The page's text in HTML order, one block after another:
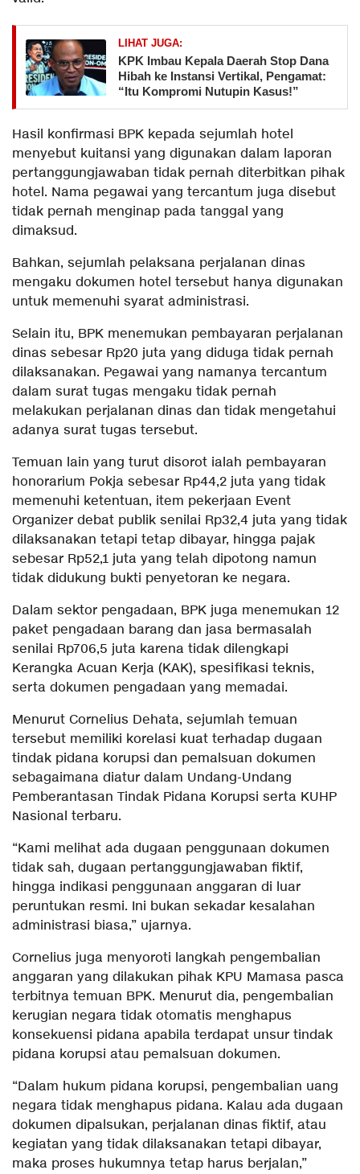
LIHAT JUGA:
KPK Imbau Kepala Daerah Stop Dana
Hibah ke Instansi Vertikal, Pengamat:
“Itu Kompromi Nutupin Kasus!”
Hasil konfirmasi BPK kepada sejumlah hotel
menyebut kuitansi yang digunakan dalam laporan
pertanggungjawaban tidak pernah diterbitkan pihak
hotel. Nama pegawai yang tercantum juga disebut
tidak pernah menginap pada tanggal yang
dimaksud.
Bahkan, sejumlah pelaksana perjalanan dinas
mengaku dokumen hotel tersebut hanya digunakan
untuk memenuhi syarat administrasi.
Selain itu, BPK menemukan pembayaran perjalanan
dinas sebesar Rp20 juta yang diduga tidak pernah
dilaksanakan. Pegawai yang namanya tercantum
dalam surat tugas mengaku tidak pernah
melakukan perjalanan dinas dan tidak mengetahui
adanya surat tugas tersebut.
Temuan lain yang turut disorot ialah pembayaran
honorarium Pokja sebesar Rp44,2 juta yang tidak
memenuhi ketentuan, item pekerjaan Event
Organizer debat publik senilai Rp32,4 juta yang tidak
dilaksanakan tetapi tetap dibayar, hingga pajak
sebesar Rp52,1 juta yang telah dipotong namun
tidak didukung bukti penyetoran ke negara.
Dalam sektor pengadaan, BPK juga menemukan 12
paket pengadaan barang dan jasa bermasalah
senilai Rp706,5 juta karena tidak dilengkapi
Kerangka Acuan Kerja (KAK), spesifikasi teknis,
serta dokumen pengadaan yang memadai.
Menurut Cornelius Dehata, sejumlah temuan
tersebut memiliki korelasi kuat terhadap dugaan
tindak pidana korupsi dan pemalsuan dokumen
sebagaimana diatur dalam Undang-Undang
Pemberantasan Tindak Pidana Korupsi serta KUHP
Nasional terbaru.
“Kami melihat ada dugaan penggunaan dokumen
tidak sah, dugaan pertanggungjawaban fiktif,
hingga indikasi penggunaan anggaran di luar
peruntukan resmi. Ini bukan sekadar kesalahan
administrasi biasa,” ujarnya.
Cornelius juga menyoroti langkah pengembalian
anggaran yang dilakukan pihak KPU Mamasa pasca
terbitnya temuan BPK. Menurut dia, pengembalian
kerugian negara tidak otomatis menghapus
konsekuensi pidana apabila terdapat unsur tindak
pidana korupsi atau pemalsuan dokumen.
“Dalam hukum pidana korupsi, pengembalian uang
negara tidak menghapus pidana. Kalau ada dugaan
dokumen dipalsukan, perjalanan dinas fiktif, atau
kegiatan yang tidak dilaksanakan tetapi dibayar,
maka proses hukumnya tetap harus berjalan,”